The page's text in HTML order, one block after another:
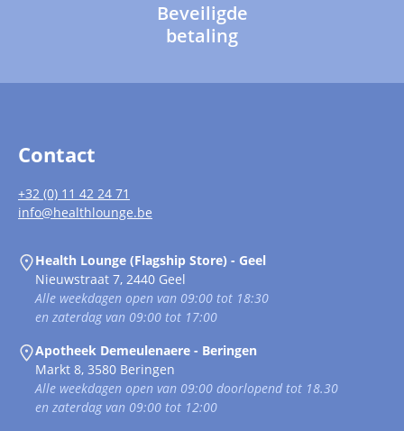
Beveiligde
betaling
Contact
+32 (0) 11 42 24 71
info@healthlounge.be
Health Lounge (Flagship Store) - Geel
Nieuwstraat 7, 2440 Geel
Alle weekdagen open van 09:00 tot 18:30
en zaterdag van 09:00 tot 17:00
Apotheek Demeulenaere - Beringen
Markt 8, 3580 Beringen
Alle weekdagen open van 09:00 doorlopend tot 18.30
en zaterdag van 09:00 tot 12:00